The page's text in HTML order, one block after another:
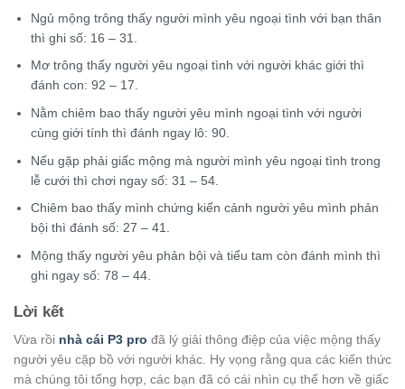
Ngủ mộng trông thấy người mình yêu ngoại tình với bạn thân
thì ghi số: 16 – 31.
Mơ trông thấy người yêu ngoại tình với người khác giới thì
đánh con: 92 – 17.
Nằm chiêm bao thấy người yêu mình ngoại tình với người
cùng giới tính thì đánh ngay lô: 90.
Nếu gặp phải giấc mộng mà người mình yêu ngoại tình trong
lễ cưới thì chơi ngay số: 31 – 54.
Chiêm bao thấy mình chứng kiến cảnh người yêu mình phản
bội thì đánh số: 27 – 41.
Mộng thấy người yêu phản bội và tiểu tam còn đánh mình thì
ghi ngay số: 78 – 44.
Lời kết
Vừa rồi nhà cái P3 pro đã lý giải thông điệp của việc mộng thấy
người yêu cặp bồ với người khác. Hy vọng rằng qua các kiến thức
mà chúng tôi tổng hợp, các bạn đã có cái nhìn cụ thể hơn về giấc